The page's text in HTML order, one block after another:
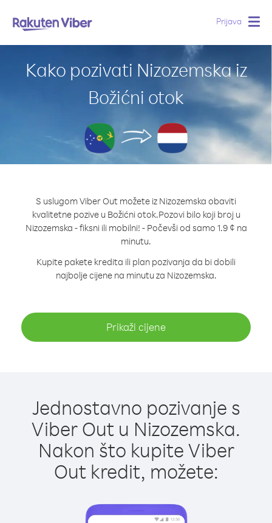
Prijava
Kako pozivati Nizozemska iz
Božićni otok
S uslugom Viber Out možete iz Nizozemska obaviti
kvalitetne pozive u Božićni otok.Pozovi bilo koji broj u
Nizozemska - fiksni ili mobilni! - Počevši od samo 1.9 ¢ na
minutu.
Kupite pakete kredita ili plan pozivanja da bi dobili
najbolje cijene na minutu za Nizozemska.
Prikaži cijene
Jednostavno pozivanje s
Viber Out u Nizozemska.
Nakon što kupite Viber
Out kredit, možete: